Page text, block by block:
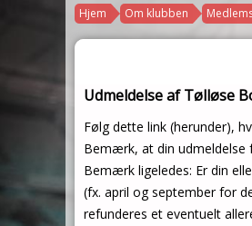
Hjem Om klubben
Udmeldelse af Tølløse
Følg dette link (herunder),
Bemærk, at din
Bemærk ligeledes: Er din
(fx. april og september for
refunderes et eventuelt